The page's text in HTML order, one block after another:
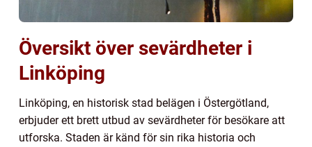
Översikt över sevärdheter i
Linköping
Linköping, en historisk stad belägen i Östergötland,
erbjuder ett brett utbud av sevärdheter för besökare att
utforska. Staden är känd för sin rika historia och